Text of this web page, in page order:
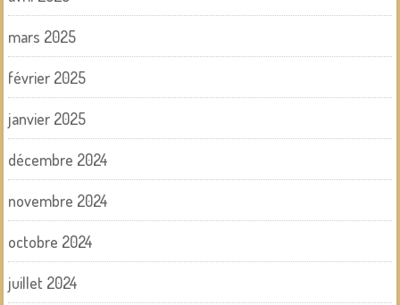
mars 2025
février 2025
janvier 2025
décembre 2024
novembre 2024
octobre 2024
juillet 2024